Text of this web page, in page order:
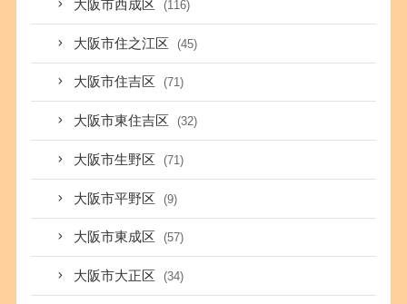
大阪市西成区 (116)
大阪市住之江区 (45)
大阪市住吉区 (71)
大阪市東住吉区 (32)
大阪市生野区 (71)
大阪市平野区 (9)
大阪市東成区 (57)
大阪市大正区 (34)